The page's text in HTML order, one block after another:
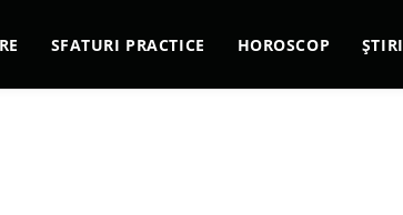
SFATURI PRACTICE HOROSCOP ȘTIRI